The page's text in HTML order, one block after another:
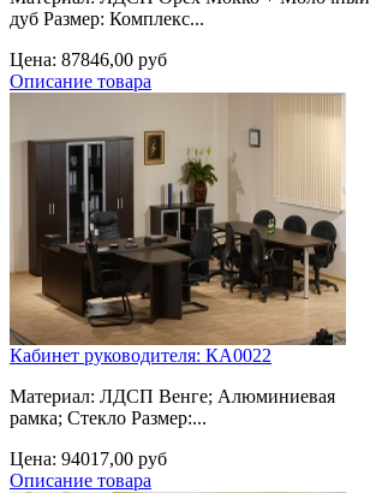
дуб Размер: Комплекс...
Цена: 87846,00 руб
Описание товара
Кабинет руководителя: КА0022
Материал: ЛДСП Венге; Алюминиевая
рамка; Стекло Размер:...
Цена: 94017,00 руб
Описание товара